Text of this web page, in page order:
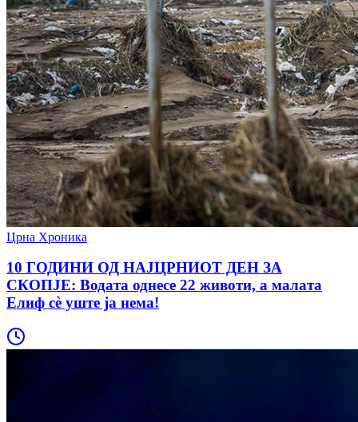
Црна Хроника
10 ГОДИНИ ОД НАЈЦРНИОТ ДЕН ЗА
СКОПЈЕ: Водата однесе 22 животи, а малата
Елиф сè уште ја нема!